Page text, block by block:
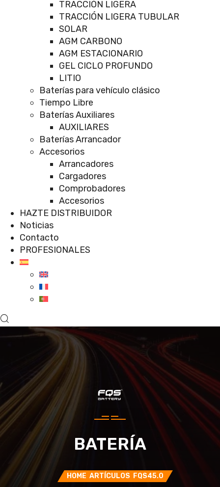
TRACCIÓN LIGERA
TRACCIÓN LIGERA TUBULAR
SOLAR
AGM CARBONO
AGM ESTACIONARIO
GEL CICLO PROFUNDO
LITIO
Baterías para vehículo clásico
Tiempo Libre
Baterías Auxiliares
AUXILIARES
Baterías Arrancador
Accesorios
Arrancadores
Cargadores
Comprobadores
Accesorios
HAZTE DISTRIBUIDOR
Noticias
Contacto
PROFESIONALES
BATERÍA
HOME ARTÍCULOS FQS45.0